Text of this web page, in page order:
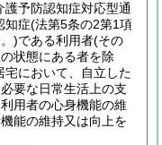
護予防認知症対応型通
知症(法第5条の2第1項
)である利用者(その
状態にある者を除
宅において、自立した
要な日常生活上の支
用者の心身機能の維
能の維持又は向上を